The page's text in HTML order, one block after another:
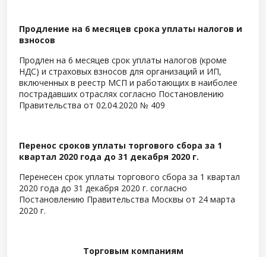
Продление на 6 месяцев срока уплаты налогов и
взносов
Продлен на 6 месяцев срок уплаты налогов (кроме
НДС) и страховых взносов для организаций и ИП,
включенных в реестр МСП и работающих в наиболее
пострадавших отраслях согласно Постановлению
Правительства от 02.04.2020 № 409
Перенос сроков уплаты торгового сбора за 1
квартал 2020 года до 31 декабря 2020 г.
Перенесен срок уплаты торгового сбора за 1 квартал
2020 года до 31 декабря 2020 г. согласно
Постановлению Правительства Москвы от 24 марта
2020 г.
Торговым компаниям